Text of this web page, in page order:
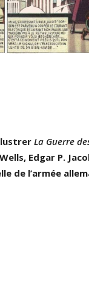
La Guerre
Edgar P.
de l’armée